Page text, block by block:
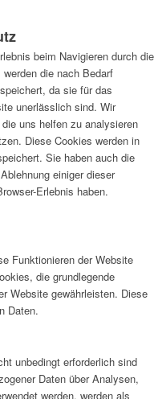
beim Navigieren durch die
die nach Bedarf
da sie für das
unerlässlich sind. Wir
uns helfen zu analysieren
Diese Cookies werden in
Sie haben auch die
einiger dieser
Erlebnis haben.
Funktionieren der Website
die grundlegende
Website gewährleisten. Diese
Daten.
unbedingt erforderlich sind
Daten über Analysen,
werden, werden als